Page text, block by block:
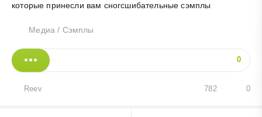
которые принесли вам сногсшибательные сэмплы
Медиа / Сэмплы
0
Reev 0
782